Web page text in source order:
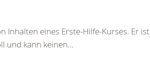
eines Erste-Hilfe-Kurses. Er ist
und kann keinen...